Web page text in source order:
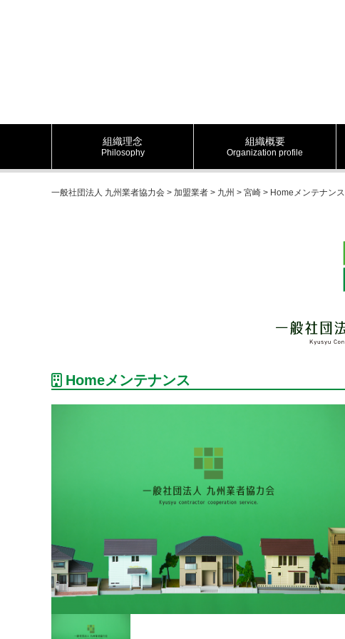
組織理念
Philosophy
組織概要
Organization profile
一般社団法人 九州業者協力会 > 加盟業者 > 九州 > 宮崎 > Homeメンテナンス
Homeメンテナンス